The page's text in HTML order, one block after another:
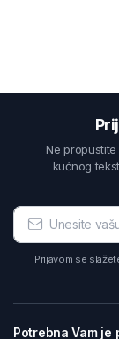
Ne
kućnog
Prijavom se
Potrebna Vam je